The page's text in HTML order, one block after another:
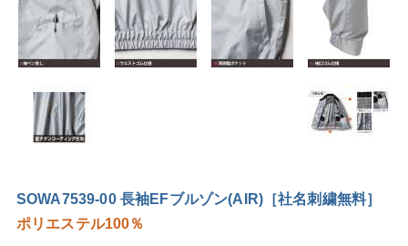
SOWA7539-00 長袖EFブルゾン(AIR)［社名刺繍無料］
ポリエステル100％